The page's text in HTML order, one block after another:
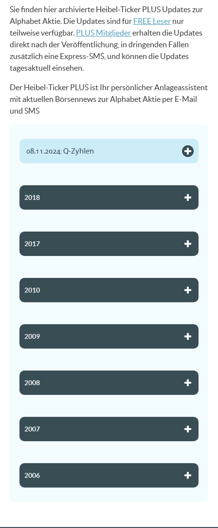
Sie finden hier archivierte Heibel-Ticker PLUS Updates zur
Alphabet Aktie. Die Updates sind für FREE Leser nur
teilweise verfügbar. PLUS Mitgliedererhalten die Updates
direkt nach der Veröffentlichung, in dringenden Fällen
zusätzlich eine Express-SMS, und können die Updates
tagesaktuell einsehen.
Der Heibel-Ticker PLUS ist Ihr persönlicher Anlageassistent
mit aktuellen Börsennews zur Alphabet Aktie per E-Mail
und SMS
08.11.2024: Q-Zyhlen
2018
2017
2010
2009
2008
2007
2006